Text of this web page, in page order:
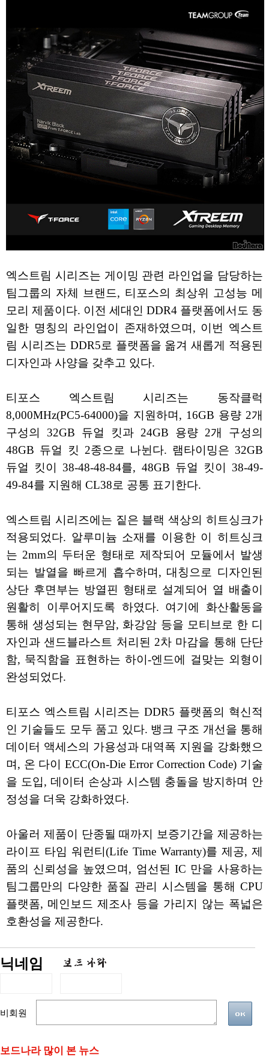
엑스트림 시리즈는 게이밍 관련 라인업을 담당하는
팀그룹의 자체 브랜드, 티포스의 최상위 고성능 메
모리 제품이다. 이전 세대인 DDR4 플랫폼에서도 동
일한 명칭의 라인업이 존재하였으며, 이번 엑스트
림 시리즈는 DDR5로 플랫폼을 옮겨 새롭게 적용된
디자인과 사양을 갖추고 있다.
티포스 엑스트림 시리즈는 동작클럭
8,000MHz(PC5-64000)을 지원하며, 16GB 용량 2개
구성의 32GB 듀얼 킷과 24GB 용량 2개 구성의
48GB 듀얼 킷 2종으로 나뉜다. 램타이밍은 32GB
듀얼 킷이 38-48-48-84를, 48GB 듀얼 킷이 38-49-
49-84를 지원해 CL38로 공통 표기한다.
엑스트림 시리즈에는 짙은 블랙 색상의 히트싱크가
적용되었다. 알루미늄 소재를 이용한 이 히트싱크
는 2mm의 두터운 형태로 제작되어 모듈에서 발생
되는 발열을 빠르게 흡수하며, 대칭으로 디자인된
상단 후면부는 방열핀 형태로 설계되어 열 배출이
원활히 이루어지도록 하였다. 여기에 화산활동을
통해 생성되는 현무암, 화강암 등을 모티브로 한 디
자인과 샌드블라스트 처리된 2차 마감을 통해 단단
함, 묵직함을 표현하는 하이-엔드에 걸맞는 외형이
완성되었다.
티포스 엑스트림 시리즈는 DDR5 플랫폼의 혁신적
인 기술들도 모두 품고 있다. 뱅크 구조 개선을 통해
데이터 액세스의 가용성과 대역폭 지원을 강화했으
며, 온 다이 ECC(On-Die Error Correction Code) 기술
을 도입, 데이터 손상과 시스템 충돌을 방지하며 안
정성을 더욱 강화하였다.
아울러 제품이 단종될 때까지 보증기간을 제공하는
라이프 타임 워런티(Life Time Warranty)를 제공, 제
품의 신뢰성을 높였으며, 엄선된 IC 만을 사용하는
팀그룹만의 다양한 품질 관리 시스템을 통해 CPU
플랫폼, 메인보드 제조사 등을 가리지 않는 폭넓은
호환성을 제공한다.
닉네임
비회원
보드나라 많이 본 뉴스